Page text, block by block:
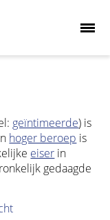
geïntimeerde) is
hoger beroep is
eiser in
gedaagde